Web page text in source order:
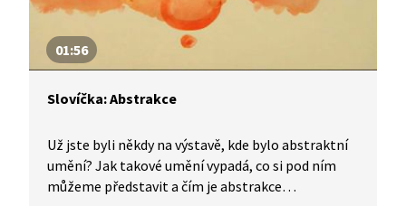
01:56
Slovíčka: Abstrakce
Už jste byli někdy na výstavě, kde bylo abstraktní
umění? Jak takové umění vypadá, co si pod ním
můžeme představit a čím je abstrakce